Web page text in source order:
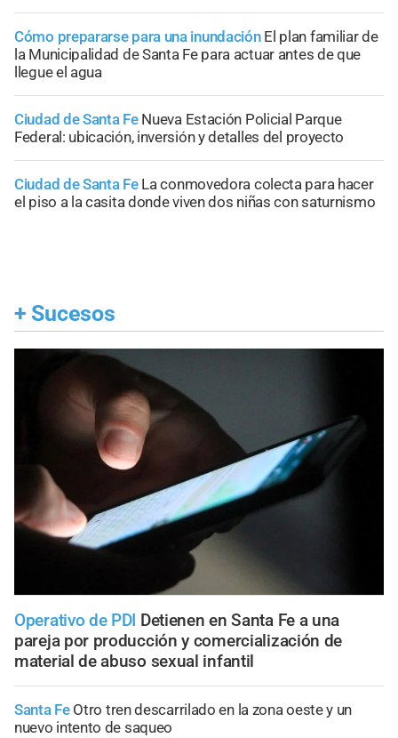
Cómo prepararse para una inundación El plan familiar de
la Municipalidad de Santa Fe para actuar antes de que
llegue el agua
Ciudad de Santa Fe Nueva Estación Policial Parque
Federal: ubicación, inversión y detalles del proyecto
Ciudad de Santa Fe La conmovedora colecta para hacer
el piso a la casita donde viven dos niñas con saturnismo
+ Sucesos
Operativo de PDI Detienen en Santa Fe a una
pareja por producción y comercialización de
material de abuso sexual infantil
Santa Fe Otro tren descarrilado en la zona oeste y un
nuevo intento de saqueo